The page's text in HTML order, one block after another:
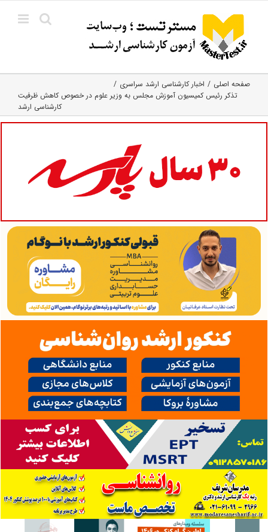
content
صفحه اصلی
اخبار کارشناسی ارشد سراسری
تذکر رئیس کمیسیون آموزش مجلس به وزیر علوم در خصوص کاهش ظرفیت
کارشناسی ارشد